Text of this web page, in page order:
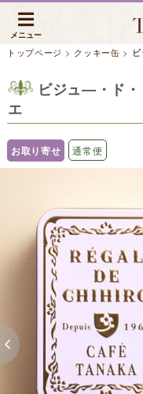
メニュー
トップページ > クッキー缶 >
ビジュ―・ド
エ
お取り寄せ 通常便